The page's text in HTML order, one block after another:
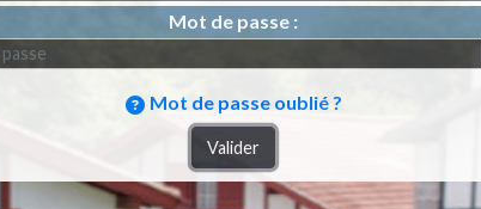
Mot de passe :
Mot de passe oublié ?